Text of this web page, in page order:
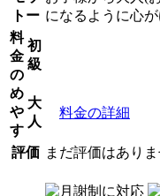
トー になるように心が
料
金
の
め
や
す
初
級
大
人
料金の詳細
評価 まだ評価はあり